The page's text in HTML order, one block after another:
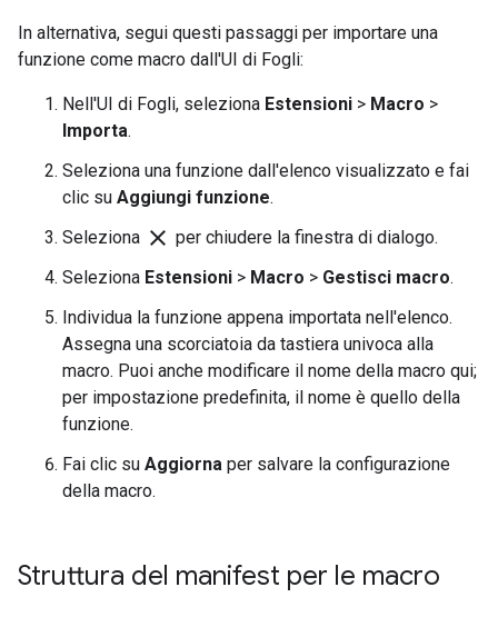
In alternativa, segui questi passaggi per importare una
funzione come macro dall'UI di Fogli:
Nell'UI di Fogli, seleziona Estensioni > Macro >
Importa.
Seleziona una funzione dall'elenco visualizzato e fai
clic su Aggiungi funzione.
Seleziona clear per chiudere la finestra di dialogo.
Seleziona Estensioni > Macro > Gestisci macro.
Individua la funzione appena importata nell'elenco.
Assegna una scorciatoia da tastiera univoca alla
macro. Puoi anche modificare il nome della macro qui;
per impostazione predefinita, il nome è quello della
funzione.
Fai clic su Aggiorna per salvare la configurazione
della macro.
Struttura del manifest per le macro